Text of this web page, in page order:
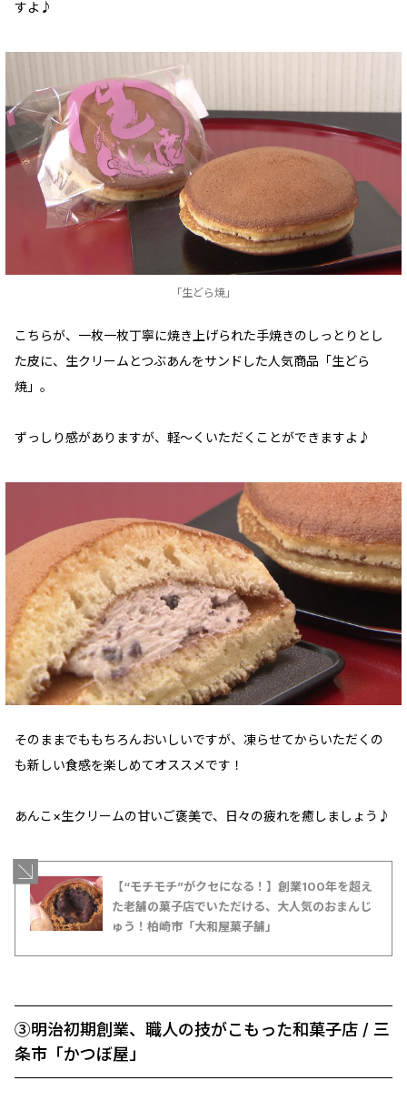
すよ♪
「生どら焼」
こちらが、一枚一枚丁寧に焼き上げられた手焼きのしっとりとし
た皮に、生クリームとつぶあんをサンドした人気商品「生どら
焼」。
ずっしり感がありますが、軽～くいただくことができますよ♪
そのままでももちろんおいしいですが、凍らせてからいただくの
も新しい食感を楽しめてオススメです！
あんこ×生クリームの甘いご褒美で、日々の疲れを癒しましょう♪
【“モチモチ”がクセになる！】創業100年を超え
た老舗の菓子店でいただける、大人気のおまんじ
ゅう！柏崎市「大和屋菓子舗」
➂明治初期創業、職人の技がこもった和菓子店 / 三
条市「かつぼ屋」